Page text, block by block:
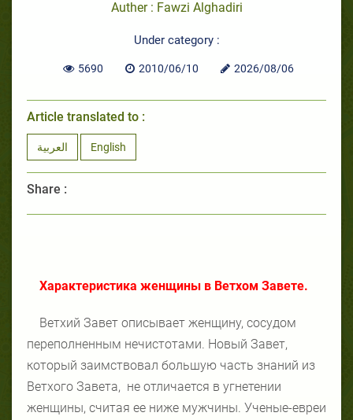
Auther : Fawzi Alghadiri
Under category :
5690 2010/06/10 2026/08/06
Article translated to :
العربية English
Share :
Характеристика женщины в Ветхом Завете.
Ветхий Завет описывает женщину, сосудом
переполненным нечистотами. Новый Завет,
который заимствовал большую часть знаний из
Ветхого Завета, не отличается в угнетении
женщины, считая ее ниже мужчины. Ученые-евреи